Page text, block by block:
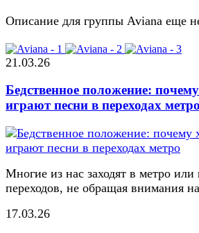
Описание для группы Aviana еще
21.03.26
Бедственное положение:
играют песни в переходах метро
Многие из нас заходят в метро
переходов, не обращая внимания
17.03.26